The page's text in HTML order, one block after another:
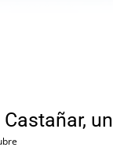
Castañar,